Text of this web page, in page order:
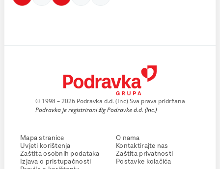
© 1998 – 2026 Podravka d.d. (Inc) Sva prava pridržana
Podravka je registrirani žig Podravke d.d. (Inc.)
Mapa stranice
Uvjeti korištenja
Zaštita osobnih podataka
Izjava o pristupačnosti
O nama
Kontaktirajte nas
Zaštita privatnosti
Postavke kolačića